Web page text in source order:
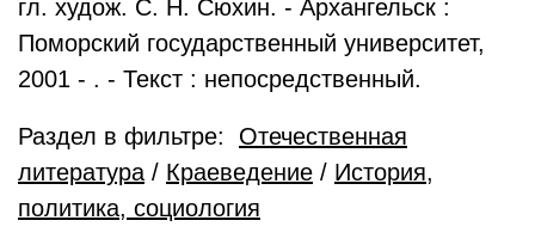
гл. худож. С. Н. Сюхин. - Архангельск :
Поморский государственный университет,
2001 - . - Текст : непосредственный.
Раздел в фильтре: Отечественная
литература / Краеведение / История,
политика, социология